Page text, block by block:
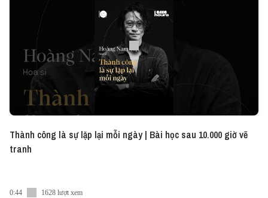
Thành công là sự lặp lại mỗi ngày | Bài học sau 10.000 giờ vẽ
tranh
0:44 1628 lượt xem